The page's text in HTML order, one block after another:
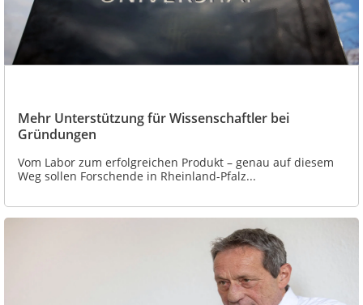
Mehr Unterstützung für Wissenschaftler bei
Gründungen
Vom Labor zum erfolgreichen Produkt – genau auf diesem
Weg sollen Forschende in Rheinland-Pfalz...